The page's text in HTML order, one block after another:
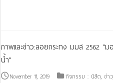
ภาพและข่าว:ลอยกระทง มมส 2562
น้ำ”
November 11, 2019 กิจกรรม : นิสิต,ข่าว